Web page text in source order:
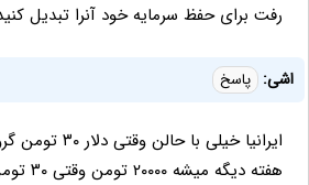
رفت برای حفظ سرمایه خود آنرا تبدیل
اشی: پاسخ
ایرانیا خیلی با
هفته